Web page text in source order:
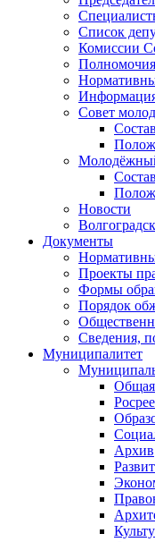
Список
Комиссии
Полномочия
Совет
Состав
Состав
Новости
Документы
Проекты
Формы
Порядок
Сведения,
Муниципалитет
Архив